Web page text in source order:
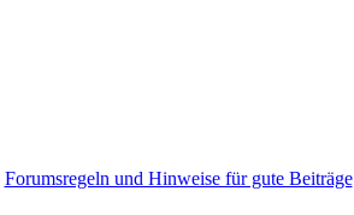
Forumsregeln und Hinweise für gute Beiträge